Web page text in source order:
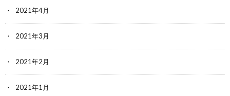
2021年4月
2021年3月
2021年2月
2021年1月